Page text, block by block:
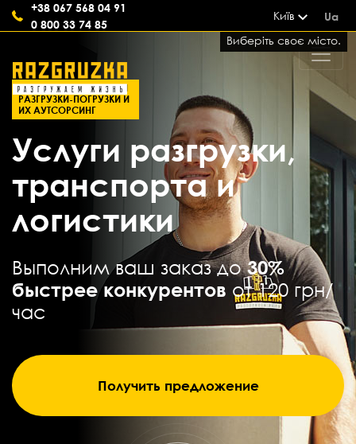
+38 067 568 04 91
0 800 33 74 85
Київ Ua
СОВРЕМЕННЫЕ УСЛУГИ
РАЗГРУЗКИ-ПОГРУЗКИ И
ИХ АУТСОРСИНГ
Услуги разгрузки,
транспорта и
логистики
Выполним ваш заказ до30%
быстрее конкурентов от 120 грн/
час
Получить предложение
Виберіть своє місто.